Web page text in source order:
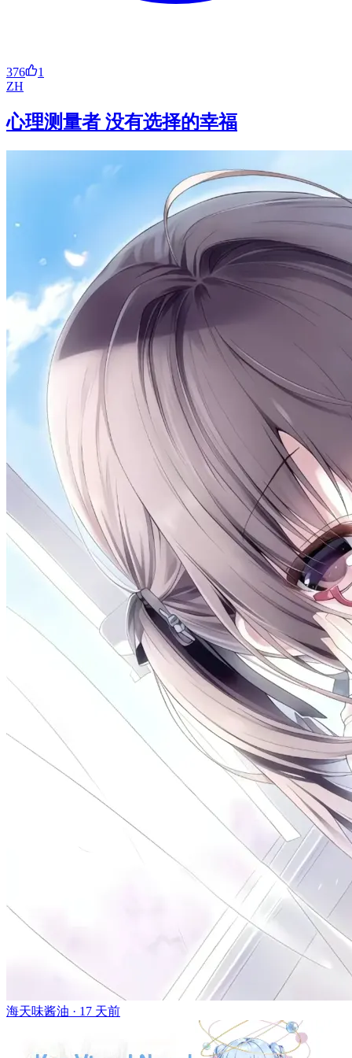
376
1
ZH
心理测量者 没有选择的幸福
海天味酱油 · 17 天前